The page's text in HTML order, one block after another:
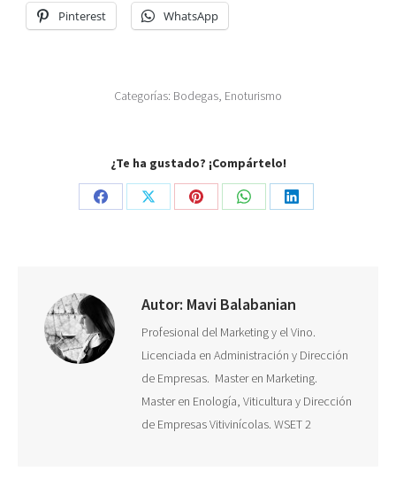
Pinterest WhatsApp
Categorías: Bodegas Enoturismo
¿Te ha gustado? ¡Compártelo!
Share
Share
Share
Share
Share
Autor: Mavi Balabanian
Profesional del Marketing y el Vino.
Licenciada en Administración y Dirección
de Empresas. Master en Marketing.
Master en Enología, Viticultura y Dirección
de Empresas Vitivinícolas. WSET 2